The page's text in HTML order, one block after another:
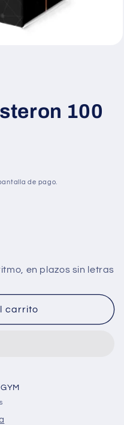
100
de pago.
carrito